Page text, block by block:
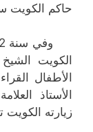
حاكم الكويت سنة 1343
الكويت
الأطفال
الأستاذ
زيارته الكويت